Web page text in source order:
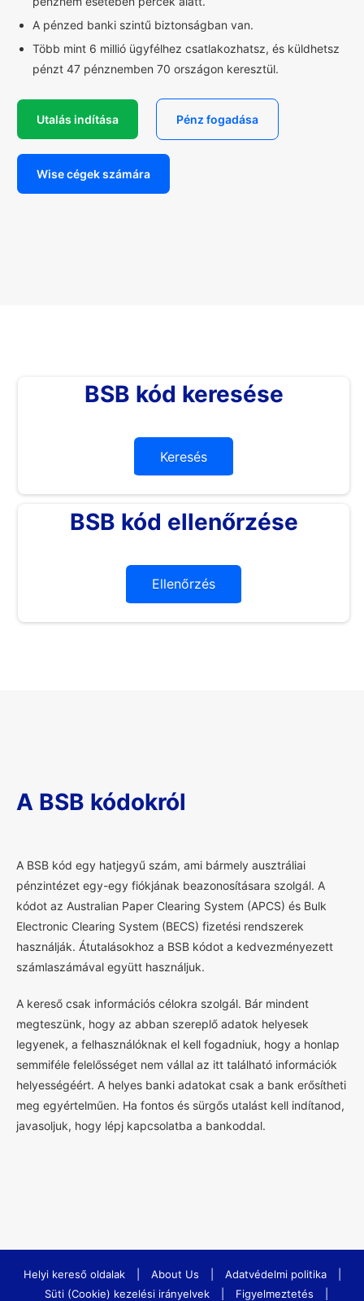
A pénzed banki szintű biztonságban van.
Több mint 6 millió ügyfélhez csatlakozhatsz, és küldhetsz
pénzt 47 pénznemben 70 országon keresztül.
Utalás indítása Pénz fogadása
Wise cégek számára
BSB kód keresése
Keresés
BSB kód ellenőrzése
Ellenőrzés
A BSB kódokról
A BSB kód egy hatjegyű szám, ami bármely ausztráliai
pénzintézet egy-egy fiókjának beazonosításara szolgál. A
kódot az Australian Paper Clearing System (APCS) és Bulk
Electronic Clearing System (BECS) fizetési rendszerek
használják. Átutalásokhoz a BSB kódot a kedvezményezett
számlaszámával együtt használjuk.
A kereső csak információs célokra szolgál. Bár mindent
megteszünk, hogy az abban szereplő adatok helyesek
legyenek, a felhasználóknak el kell fogadniuk, hogy a honlap
semmiféle felelősséget nem vállal az itt található információk
helyességéért. A helyes banki adatokat csak a bank erősítheti
meg egyértelműen. Ha fontos és sürgős utalást kell indítanod,
javasoljuk, hogy lépj kapcsolatba a bankoddal.
Helyi kereső oldalak About Us Adatvédelmi politika
Süti (Cookie) kezelési irányelvek
Figyelmeztetés